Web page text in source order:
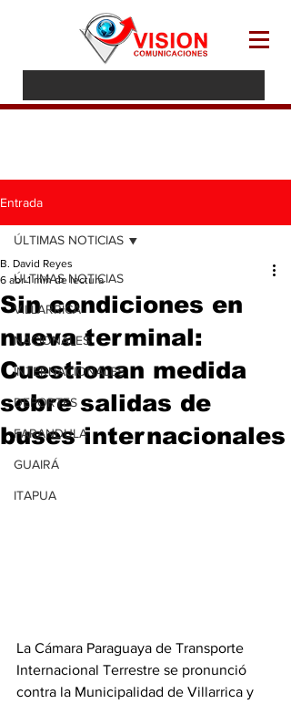
Entrada
ÚLTIMAS NOTICIAS
VILLARRICA
NACIONALES
INTERNACIONALES
DEPORTES
FARANDULA
GUAIRÁ
ITAPUA
ÚLTIMAS NOTICIAS
Sin condiciones en
nueva terminal:
Cuestionan medida
sobre salidas de
buses internacionales
B. David Reyes
6 abr 1 min de lectura
La Cámara Paraguaya de Transporte
Internacional Terrestre se pronunció
contra la Municipalidad de Villarrica y